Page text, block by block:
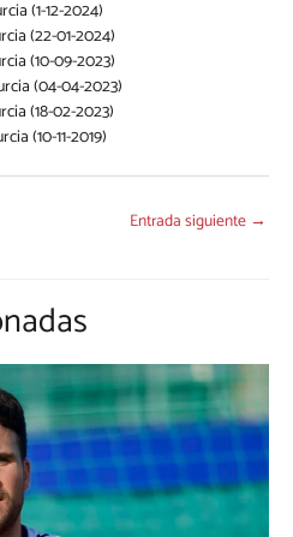
(1-12-2024)
(22-01-2024)
(10-09-2023)
(04-04-2023)
(18-02-2023)
(10-11-2019)
Entrada siguiente →